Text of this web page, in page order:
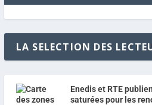
LA SELECTION DES
Enedis et RTE
saturées pour les